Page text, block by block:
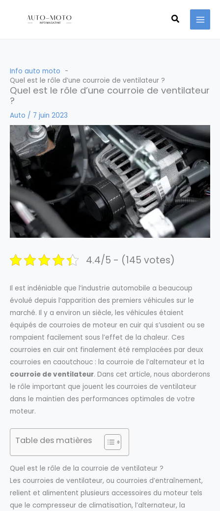
Info auto moto
Quel est le rôle d’une courroie de ventilateur ?
Quel est le rôle d’une courroie de ventilateur
?
Auto / 7 juin 2023
4.4/5 - (145 votes)
Il est indéniable que l’industrie automobile a beaucoup
évolué depuis l’apparition des premiers véhicules sur le
marché. Il y a environ un siècle, les véhicules étaient
équipés de courroies de moteur en cuir qui s’usaient ou se
rompaient facilement sous l’effet de la chaleur. Ces
courroies en cuir ont finalement été remplacées par deux
courroies en caoutchouc : la courroie de l’alternateur et la
courroie de ventilateur. Dans cet article, nous aborderons
le rôle important que jouent les courroies de ventilateur
dans le maintien des performances optimales de votre
moteur.
Table des matières
Quel est le rôle de la courroie de ventilateur ?
Les courroies de ventilateur, ou courroies d’entraînement,
relient et alimentent plusieurs accessoires du moteur tels
que le compresseur de climatisation, l’alternateur, la